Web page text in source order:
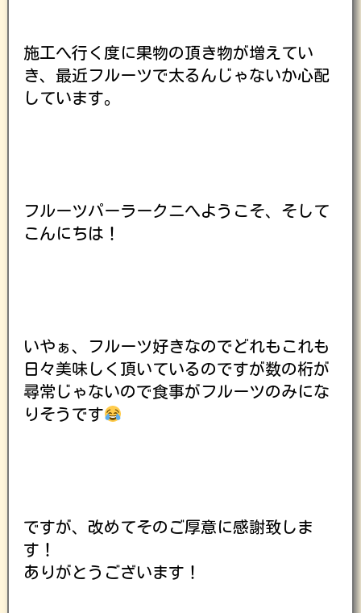
施工へ行く度に果物の頂き物が増えてい
き、最近フルーツで太るんじゃないか心配
しています。
フルーツパーラークニへようこそ、そして
こんにちは！
いやぁ、フルーツ好きなのでどれもこれも
日々美味しく頂いているのですが数の桁が
尋常じゃないので食事がフルーツのみにな
りそうです
ですが、改めてそのご厚意に感謝致しま
す！
ありがとうございます！